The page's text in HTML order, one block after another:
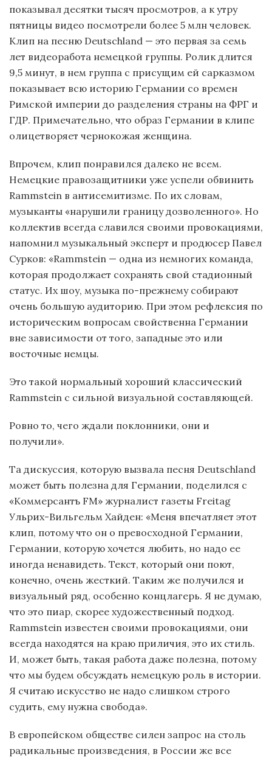
показывал десятки тысяч просмотров, а к утру
пятницы видео посмотрели более 5 млн человек.
Клип на песню Deutschland — это первая за семь
лет видеоработа немецкой группы. Ролик длится
9,5 минут, в нем группа с присущим ей сарказмом
показывает всю историю Германии со времен
Римской империи до разделения страны на ФРГ и
ГДР. Примечательно, что образ Германии в клипе
олицетворяет чернокожая женщина.
Впрочем, клип понравился далеко не всем.
Немецкие правозащитники уже успели обвинить
Rammstein в антисемитизме. По их словам,
музыканты «нарушили границу дозволенного». Но
коллектив всегда славился своими провокациями,
напомнил музыкальный эксперт и продюсер Павел
Сурков: «Rammstein — одна из немногих команда,
которая продолжает сохранять свой стадионный
статус. Их шоу, музыка по-прежнему собирают
очень большую аудиторию. При этом рефлексия по
историческим вопросам свойственна Германии
вне зависимости от того, западные это или
восточные немцы.
Это такой нормальный хороший классический
Rammstein с сильной визуальной составляющей.
Ровно то, чего ждали поклонники, они и
получили».
Та дискуссия, которую вызвала песня Deutschland
может быть полезна для Германии, поделился с
«Коммерсантъ FM» журналист газеты Freitag
Ульрих-Вильгельм Хайден: «Меня впечатляет этот
клип, потому что он о превосходной Германии,
Германии, которую хочется любить, но надо ее
иногда ненавидеть. Текст, который они поют,
конечно, очень жесткий. Таким же получился и
визуальный ряд, особенно концлагерь. Я не думаю,
что это пиар, скорее художественный подход.
Rammstein известен своими провокациями, они
всегда находятся на краю приличия, это их стиль.
И, может быть, такая работа даже полезна, потому
что мы будем обсуждать немецкую роль в истории.
Я считаю искусство не надо слишком строго
судить, ему нужна свобода».
В европейском обществе силен запрос на столь
радикальные произведения, в России же все